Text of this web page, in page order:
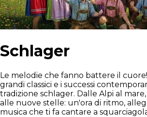
Schlager
Le melodie che fanno battere il
grandi classici e i successi
tradizione schlager. Dalle Alpi al
alle nuove stelle: un'ora di ritmo,
musica che ti fa cantare a